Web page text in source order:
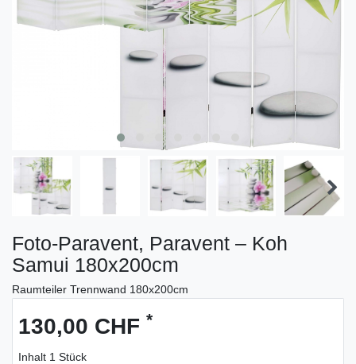
Foto-Paravent, Paravent – Koh
Samui 180x200cm
Raumteiler Trennwand 180x200cm
130,00 CHF *
Inhalt 1 Stück